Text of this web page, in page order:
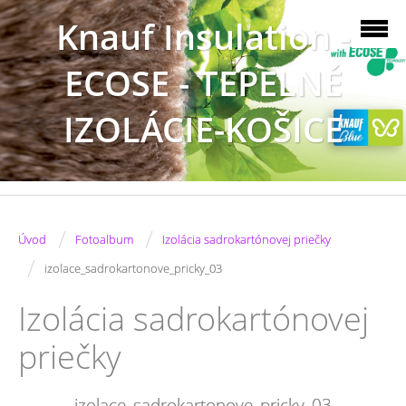
Knauf Insulation -
ECOSE - TEPELNÉ
IZOLÁCIE-KOŠICE
Úvod / Fotoalbum / Izolácia sadrokartónovej priečky
/ izolace_sadrokartonove_pricky_03
Izolácia sadrokartónovej
priečky